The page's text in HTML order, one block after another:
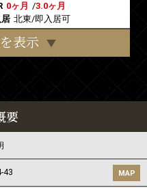
0ヶ月 /3.0ヶ月
北東/即入居可
表示
要
43 MAP